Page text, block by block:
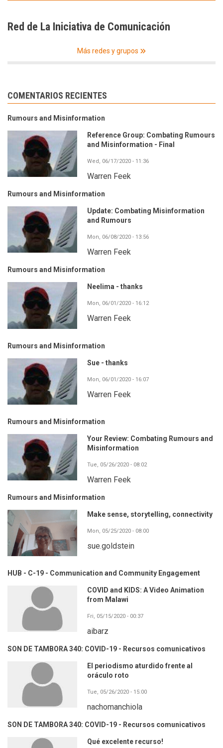
Red de La Iniciativa de Comunicación
Más redes y grupos
COMENTARIOS RECIENTES
Rumours and Misinformation
Reference Group: Combating Rumours
and Misinformation - Final
Wed, 06/17/2020 - 11:36
Warren Feek
Rumours and Misinformation
Update: Combating Misinformation
and Rumours
Mon, 06/08/2020 - 13:56
Warren Feek
Rumours and Misinformation
Neelima - thanks
Mon, 06/01/2020 - 16:12
Warren Feek
Rumours and Misinformation
Sue - thanks
Mon, 06/01/2020 - 16:07
Warren Feek
Rumours and Misinformation
Your Review: Combating Rumours and
Misinformation
Tue, 05/26/2020 - 08:02
Warren Feek
Rumours and Misinformation
Make sense, storytelling, connectivity
Mon, 05/25/2020 - 08:00
sue.goldstein
HUB - C-19 - Communication and Community Engagement
COVID and KIDS: A Video Animation
from Malawi
Fri, 05/15/2020 - 00:37
aibarz
SON DE TAMBORA 340: COVID-19 - Recursos comunicativos
El periodismo aturdido frente al
oráculo roto
Tue, 05/26/2020 - 15:00
nachomanchiola
SON DE TAMBORA 340: COVID-19 - Recursos comunicativos
Qué excelente recurso!